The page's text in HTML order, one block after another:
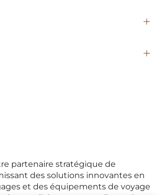
partenaire stratégique de
des solutions innovantes en
et des équipements de voyage